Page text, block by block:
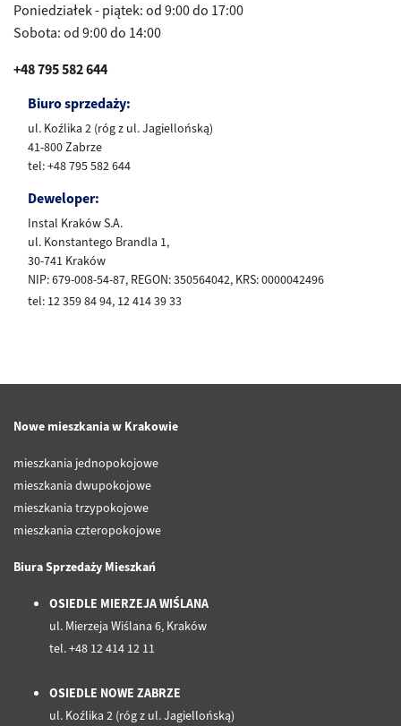
Poniedziałek - piątek: od 9:00 do 17:00
Sobota: od 9:00 do 14:00
+48 795 582 644
Biuro sprzedaży:
ul. Koźlika 2 (róg z ul. Jagiellońską)
41-800 Zabrze
tel: +48 795 582 644
Deweloper:
Instal Kraków S.A.
ul. Konstantego Brandla 1,
30-741 Kraków
NIP: 679-008-54-87, REGON: 350564042, KRS: 0000042496
tel: 12 359 84 94, 12 414 39 33
Nowe mieszkania w Krakowie
mieszkania jednopokojowe
mieszkania dwupokojowe
mieszkania trzypokojowe
mieszkania czteropokojowe
Biura Sprzedaży Mieszkań
OSIEDLE MIERZEJA WIŚLANA
ul. Mierzeja Wiślana 6, Kraków
tel. +48 12 414 12 11
OSIEDLE NOWE ZABRZE
ul. Koźlika 2 (róg z ul. Jagiellońską)